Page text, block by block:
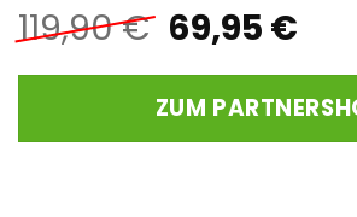
119,90€
Preis
war:
119,90 €
69,95 €
ist:
ZUM